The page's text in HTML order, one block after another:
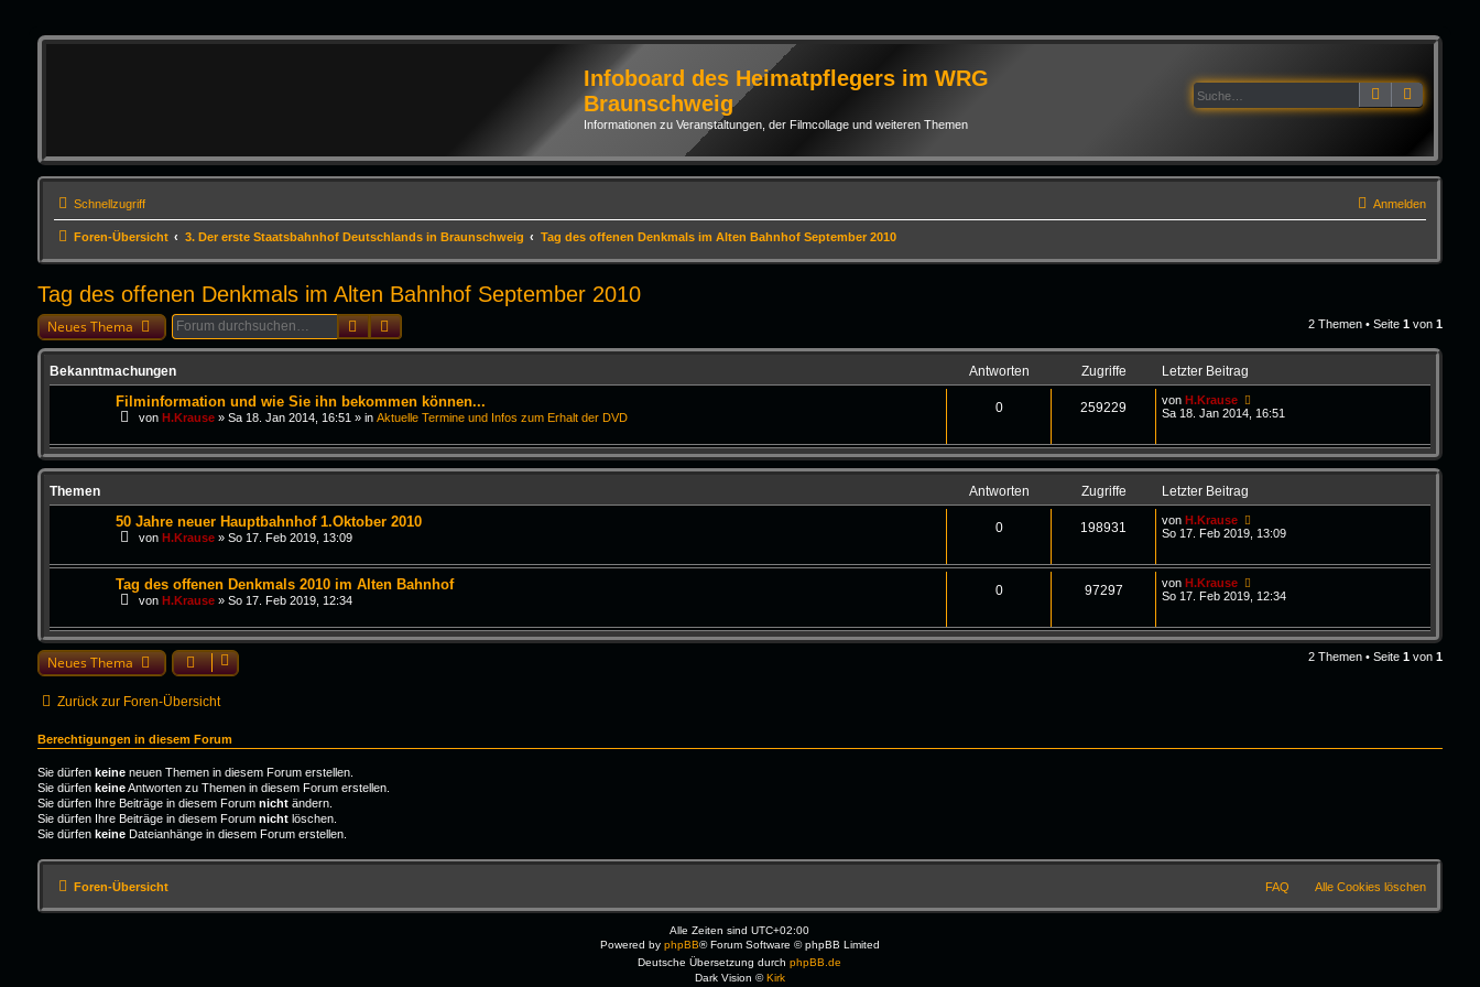
Infoboard des Heimatpflegers im WRG
Braunschweig
Informationen zu Veranstaltungen, der Filmcollage und weiteren Themen
Suche
Schnellzugriff Anmelden
Foren-Übersicht 3. Der erste Staatsbahnhof Deutschlands in Braunschweig Tag des offenen Denkmals im Alten Bahnhof September 2010
Tag des offenen Denkmals im Alten Bahnhof September 2010
Neues Thema SucheErweiterte Suche 2 Themen • Seite1 von1
Bekanntmachungen Antworten Zugriffe Letzter Beitrag
Filminformation und wie Sie ihn bekommen können...
von H.Krause» Sa 18. Jan 2014, 16:51 » in Aktuelle Termine und Infos zum Erhalt der DVD
0 259229 vonH.Krause
Sa 18. Jan 2014, 16:51
Themen Antworten Zugriffe Letzter Beitrag
50 Jahre neuer Hauptbahnhof 1.Oktober 2010
von H.Krause» So 17. Feb 2019, 13:09
0 198931 vonH.Krause
So 17. Feb 2019, 13:09
Tag des offenen Denkmals 2010 im Alten Bahnhof
von H.Krause» So 17. Feb 2019, 12:34
0 97297 vonH.Krause
So 17. Feb 2019, 12:34
Neues Thema 2 Themen • Seite1 von1
Zurück zur Foren-Übersicht
Berechtigungen in diesem Forum
Sie dürfen keineneuen Themen in diesem Forum erstellen.
Sie dürfen keineAntworten zu Themen in diesem Forum erstellen.
Sie dürfen Ihre Beiträge in diesem Forum nichtändern.
Sie dürfen Ihre Beiträge in diesem Forum nichtlöschen.
Sie dürfen keineDateianhänge in diesem Forum erstellen.
Foren-Übersicht Alle Cookies löschen
FAQ
Alle Zeiten sindUTC+02:00
Powered by phpBB® Forum Software © phpBB Limited
Deutsche Übersetzung durchphpBB.de
Dark Vision ©Kirk